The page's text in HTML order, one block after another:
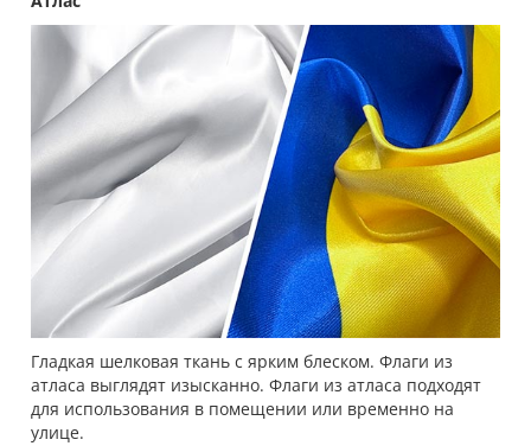
Гладкая шелковая ткань с ярким блеском. Флаги из
атласа выглядят изысканно. Флаги из атласа подходят
для использования в помещении или временно на
улице.